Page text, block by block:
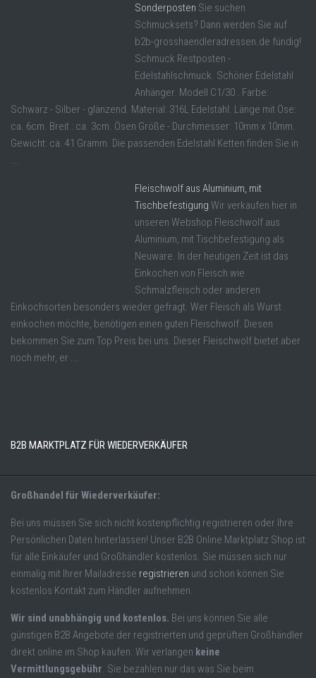
Sonderposten Sie suchen
Schmucksets? Dann werden Sie auf
b2b-grosshaendleradressen.de fündig!
Schmuck Restposten -
Edelstahlschmuck. Schöner Edelstahl
Anhänger. Modell C1/30 . Farbe:
Schwarz - Silber - glänzend. Material: 316L Edelstahl. Länge mit Öse:
ca. 6cm. Breit : ca. 3cm. Ösen Größe - Durchmesser: 10mm x 10mm.
Gewicht: ca. 41 Gramm. Die passenden Edelstahl Ketten finden Sie in
...
Fleischwolf aus Aluminium, mit
Tischbefestigung Wir verkaufen hier in
unseren Webshop Fleischwolf aus
Aluminium, mit Tischbefestigung als
Neuware. In der heutigen Zeit ist das
Einkochen von Fleisch wie
Schmalzfleisch oder anderen
Einkochsorten besonders wieder gefragt. Wer Fleisch als Wurst
einkochen möchte, benötigen einen guten Fleischwolf. Diesen
bekommen Sie zum Top Preis bei uns. Dieser Fleischwolf bietet aber
noch mehr, er ...
B2B MARKTPLATZ FÜR WIEDERVERKÄUFER
Großhandel für Wiederverkäufer:
Bei uns müssen Sie sich nicht kostenpflichtig registrieren oder Ihre
Persönlichen Daten hinterlassen! Unser B2B Online Marktplatz Shop ist
für alle Einkäufer und Großhändler kostenlos. Sie müssen sich nur
einmalig mit Ihrer Mailadresse registrieren und schon können Sie
kostenlos Kontakt zum Händler aufnehmen.
Wir sind unabhängig und kostenlos. Bei uns können Sie alle
günstigen B2B Angebote der registrierten und geprüften Großhändler
direkt online im Shop kaufen. Wir verlangen keine
Vermittlungsgebühr. Sie bezahlen nur das was Sie beim